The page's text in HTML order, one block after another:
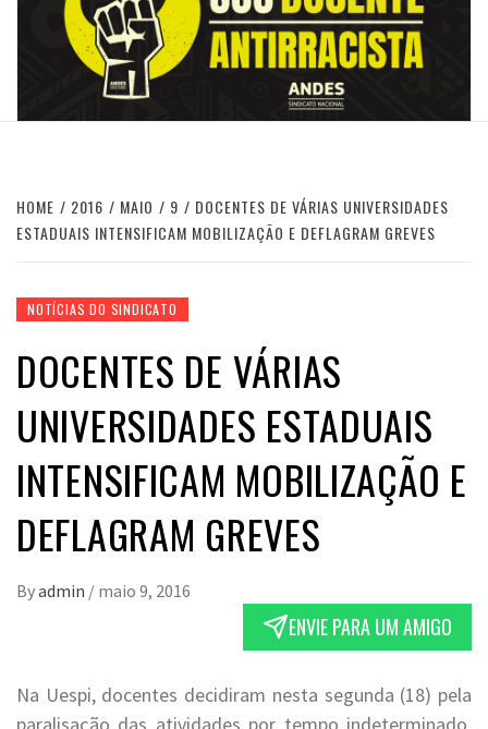
HOME 2016 MAIO 9
DOCENTES DE VÁRIAS UNIVERSIDADES
ESTADUAIS INTENSIFICAM MOBILIZAÇÃO E DEFLAGRAM GREVES
NOTÍCIAS DO SINDICATO
DOCENTES DE VÁRIAS
UNIVERSIDADES ESTADUAIS
INTENSIFICAM MOBILIZAÇÃO E
DEFLAGRAM GREVES
Byadmin / maio 9, 2016
ENVIE PARA UM AMIGO
Na Uespi, docentes decidiram nesta segunda (18) pela
paralisação das atividades por tempo indeterminado,